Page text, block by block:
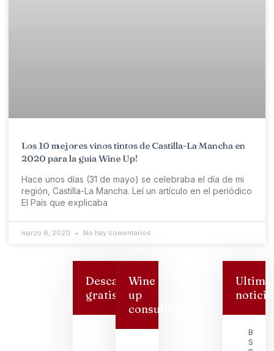
Los 10 mejores vinos tintos de Castilla-La Mancha en
2020 para la guía Wine Up!
Hace unos días (31 de mayo) se celebraba el día de mi
región, Castilla-La Mancha. Leí un artículo en el periódico
El País que explicaba
marzo 6, 2020 No hay comentarios
Descarga
gratis
Wine
up
consulting
San